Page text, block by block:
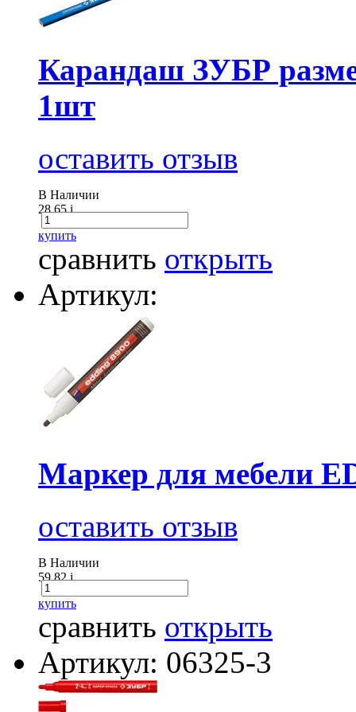
Карандаш ЗУБР
1шт
оставить отзыв
В Наличии
28.65i
купить
сравнить открыть
Артикул:
Маркер для мебели
оставить отзыв
В Наличии
59.82i
купить
сравнить открыть
Артикул: 06325-3